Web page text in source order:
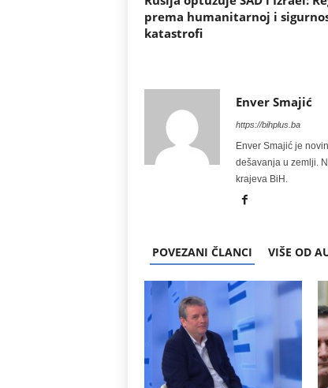
prema humanitarnoj i
katastrofi
Enver Smajić
https://bihplus.ba
Enver Smajić je
dešavanja u zemlji.
krajeva BiH.
POVEZANI ČLANCI VIŠE OD